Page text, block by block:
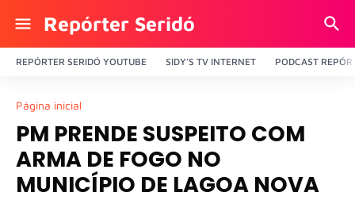
Repórter Seridó
REPÓRTER SERIDÓ YOUTUBE SIDY'S TV INTERNET PODCAST
Página inicial
PM PRENDE SUSPEITO COM
ARMA DE FOGO NO
MUNICÍPIO DE LAGOA NOVA